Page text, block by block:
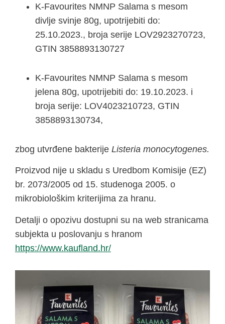
K-Favourites NMNP Salama s mesom
divlje svinje 80g, upotrijebiti do:
25.10.2023., broja serije LOV2923270723,
GTIN 3858893130727
K-Favourites NMNP Salama s mesom
jelena 80g, upotrijebiti do: 19.10.2023. i
broja serije: LOV4023210723, GTIN
3858893130734,
zbog utvrđene bakterije Listeria monocytogenes.
Proizvod nije u skladu s Uredbom Komisije (EZ)
br. 2073/2005 od 15. studenoga 2005. o
mikrobiološkim kriterijima za hranu.
Detalji o opozivu dostupni su na web stranicama
subjekta u poslovanju s hranom
https://www.kaufland.hr/